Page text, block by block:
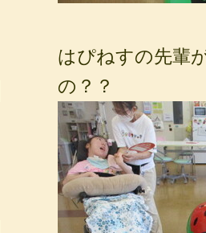
はぴねすの先輩
の？？